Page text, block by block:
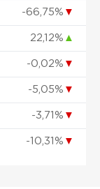
-66,75% ▼
22,12% ▲
-0,02% ▼
-5,05% ▼
-3,71% ▼
-10,31% ▼